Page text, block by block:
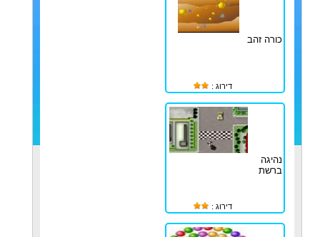
כורה זהב
דירוג :
נהיגה
ברשת
דירוג :